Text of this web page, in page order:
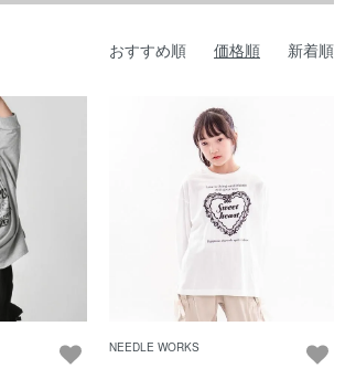
おすすめ順 価格順 新着順
NEEDLE WORKS